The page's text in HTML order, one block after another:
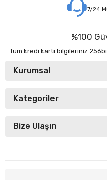
7/24
%100
Tüm kredi kartı bilgileriniz
Kurumsal
Kategoriler
Bize Ulaşın